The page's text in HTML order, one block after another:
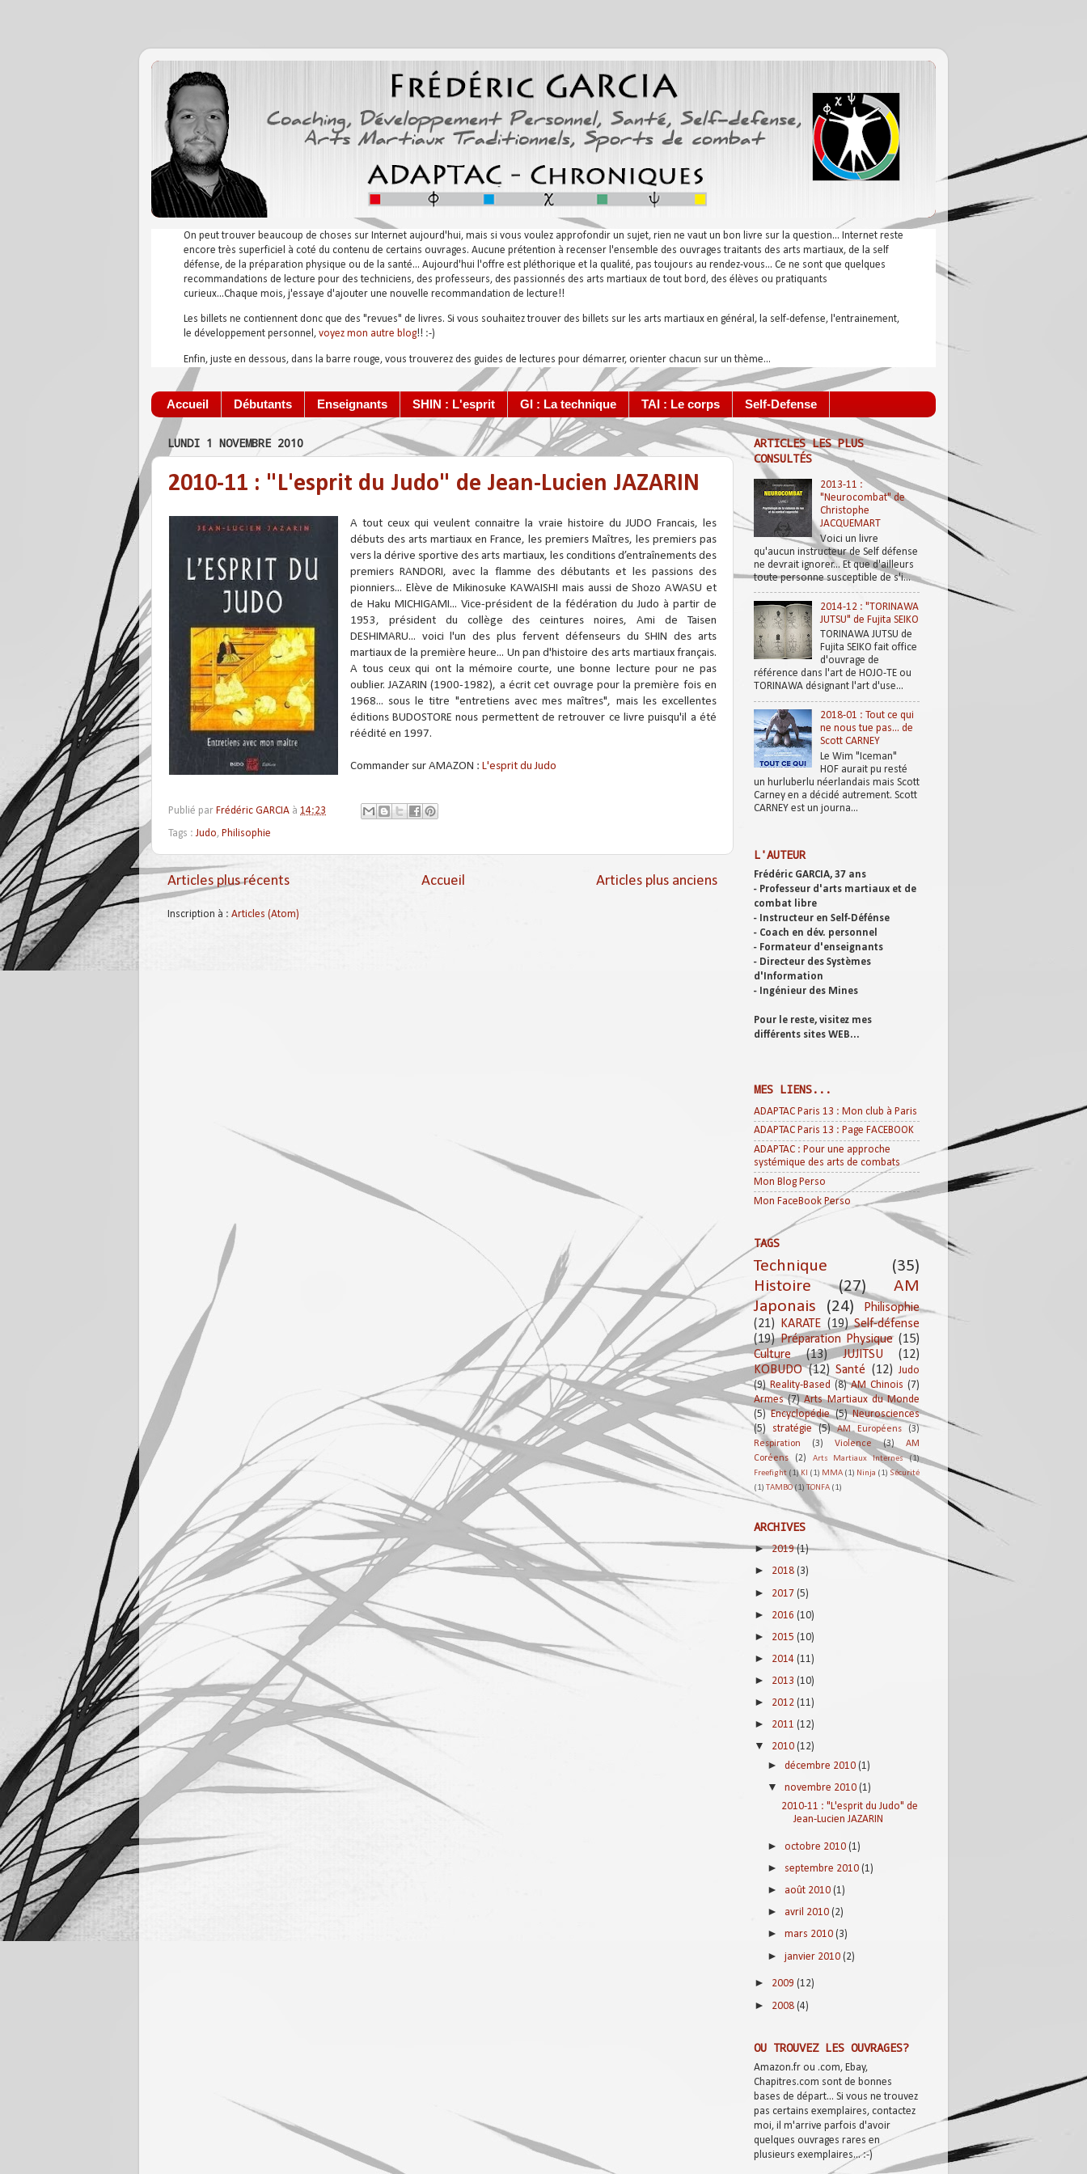
On peut trouver beaucoup de choses sur Internet aujourd'hui, mais si vous voulez approfondir un sujet, rien ne vaut un bon livre sur la question... Internet reste
encore très superficiel à coté du contenu de certains ouvrages. Aucune prétention à recenser l'ensemble des ouvrages traitants des arts martiaux, de la self
défense, de la préparation physique ou de la santé... Aujourd'hui l'offre est pléthorique et la qualité, pas toujours au rendez-vous... Ce ne sont que quelques
recommandations de lecture pour des techniciens, des professeurs, des passionnés des arts martiaux de tout bord, des élèves ou pratiquants
curieux...Chaque mois, j'essaye d'ajouter une nouvelle recommandation de lecture!!
Les billets ne contiennent donc que des "revues" de livres. Si vous souhaitez trouver des billets sur les arts martiaux en général, la self-defense, l'entrainement,
le développement personnel, voyez mon autre blog!! :-)
Enfin, juste en dessous, dans la barre rouge, vous trouverez des guides de lectures pour démarrer, orienter chacun sur un thème...
Accueil Débutants Enseignants SHIN : L'esprit GI : La technique TAI : Le corps Self-Defense
LUNDI 1 NOVEMBRE 2010
2010-11 : "L'esprit du Judo" de Jean-Lucien JAZARIN
A tout ceux qui veulent connaitre la vraie histoire du JUDO Francais, les
débuts des arts martiaux en France, les premiers Maîtres, les premiers pas
vers la dérive sportive des arts martiaux, les conditions d’entraînements des
premiers RANDORI, avec la flamme des débutants et les passions des
pionniers... Elève de Mikinosuke KAWAISHI mais aussi de Shozo AWASU et
de Haku MICHIGAMI... Vice-président de la fédération du Judo à partir de
1953, président du collège des ceintures noires, Ami de Taisen
DESHIMARU... voici l'un des plus fervent défenseurs du SHIN des arts
martiaux de la première heure... Un pan d'histoire des arts martiaux français.
A tous ceux qui ont la mémoire courte, une bonne lecture pour ne pas
oublier. JAZARIN (1900-1982), a écrit cet ouvrage pour la première fois en
1968... sous le titre "entretiens avec mes maîtres", mais les excellentes
éditions BUDOSTORE nous permettent de retrouver ce livre puisqu'il a été
réédité en 1997.
Commander sur AMAZON : L'esprit du Judo
Publié par Frédéric GARCIA à 14:23
Tags :Judo, Philisophie
Articles plus récents Articles plus anciens
Accueil
Inscription à : Articles (Atom)
ARTICLES LES PLUS
CONSULTÉS
2013-11 :
"Neurocombat" de
Christophe
JACQUEMART
Voici un livre
qu'aucun instructeur de Self défense
ne devrait ignorer... Et que d'ailleurs
toute personne susceptible de s'i...
2014-12 : "TORINAWA
JUTSU" de Fujita SEIKO
TORINAWA JUTSU de
Fujita SEIKO fait office
d'ouvrage de
référence dans l'art de HOJO-TE ou
TORINAWA désignant l'art d'use...
2018-01 : Tout ce qui
ne nous tue pas... de
Scott CARNEY
Le Wim "Iceman"
HOF aurait pu resté
un hurluberlu néerlandais mais Scott
Carney en a décidé autrement. Scott
CARNEY est un journa...
L'AUTEUR
Frédéric GARCIA, 37 ans
- Professeur d'arts martiaux et de
combat libre
- Instructeur en Self-Défénse
- Coach en dév. personnel
- Formateur d'enseignants
- Directeur des Systèmes
d'Information
- Ingénieur des Mines
Pour le reste, visitez mes
différents sites WEB...
MES LIENS...
ADAPTAC Paris 13 : Mon club à Paris
ADAPTAC Paris 13 : Page FACEBOOK
ADAPTAC : Pour une approche
systémique des arts de combats
Mon Blog Perso
Mon FaceBook Perso
TAGS
Technique
(35)
Histoire
(27)
AM
Japonais
(24)
Philisophie
(21)
KARATE (19) Self-défense
(19) Préparation Physique (15)
Culture
(13) JUJITSU
(12)
KOBUDO (12) Santé (12)
Judo
(9) Reality-Based (8) AM Chinois (7)
Armes (7) Arts Martiaux du Monde
(5) Encyclopédie (5) Neurosciences
(5)
stratégie (5) AM Européens
(3)
Respiration
(3) Violence (3)
AM
Coréens
(2) Arts Martiaux Internes
(1)
Freefight (1) KI (1) MMA (1) Ninja (1) Sécurité
(1) TAMBO(1) TONFA (1)
ARCHIVES
►2019(1)
► 2018 (3)
► 2017 (5)
► 2016 (10)
► 2015 (10)
► 2014 (11)
► 2013 (10)
► 2012 (11)
► 2011 (12)
▼ 2010 (12)
►décembre 2010(1)
▼novembre 2010(1)
2010-11 : "L'esprit du Judo" de
Jean-Lucien JAZARIN
►octobre 2010(1)
► septembre 2010(1)
► août 2010(1)
► avril 2010(2)
►mars 2010(3)
►janvier 2010(2)
► 2009 (12)
► 2008 (4)
OU TROUVEZ LES OUVRAGES?
Amazon.fr ou .com, Ebay,
Chapitres.com sont de bonnes
bases de départ... Si vous ne trouvez
pas certains exemplaires, contactez
moi, il m'arrive parfois d'avoir
quelques ouvrages rares en
plusieurs exemplaires... :-)